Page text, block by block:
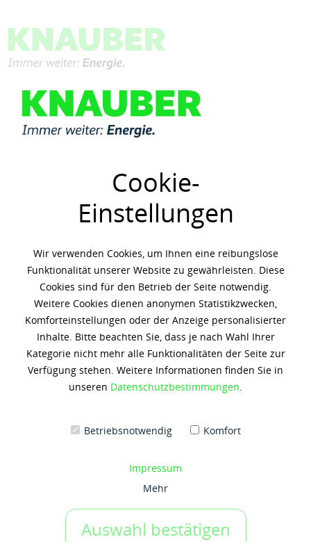
Cookie-
Einstellungen
Wir verwenden Cookies, um Ihnen eine reibungslose
Funktionalität unserer Website zu gewährleisten. Diese
Cookies sind für den Betrieb der Seite notwendig.
Weitere Cookies dienen anonymen Statistikzwecken,
Komforteinstellungen oder der Anzeige personalisierter
Inhalte. Bitte beachten Sie, dass je nach Wahl Ihrer
Kategorie nicht mehr alle Funktionalitäten der Seite zur
Verfügung stehen. Weitere Informationen finden Sie in
unseren Datenschutzbestimmungen.
Betriebsnotwendig Komfort
Impressum
Mehr
Auswahl bestätigen
Menü
Übersicht Motorenöle
Shell Helix Ult Prof. AR-L
0W20 FE ECO
180,65 € *
zzgl. 19% Umsatzsteuerzzgl. Versandkosten
IN DEN WARENKORB
Auf den Merkzettel